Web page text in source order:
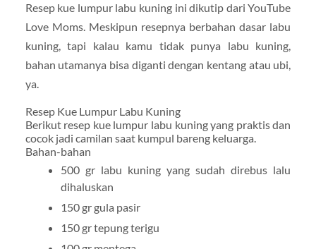
Resep kue lumpur labu kuning ini dikutip dari YouTube
Love Moms. Meskipun resepnya berbahan dasar labu
kuning, tapi kalau kamu tidak punya labu kuning,
bahan utamanya bisa diganti dengan kentang atau ubi,
ya.
Resep Kue Lumpur Labu Kuning
Berikut resep kue lumpur labu kuning yang praktis dan
cocok jadi camilan saat kumpul bareng keluarga.
Bahan-bahan
500 gr labu kuning yang sudah direbus lalu
dihaluskan
150 gr gula pasir
150 gr tepung terigu